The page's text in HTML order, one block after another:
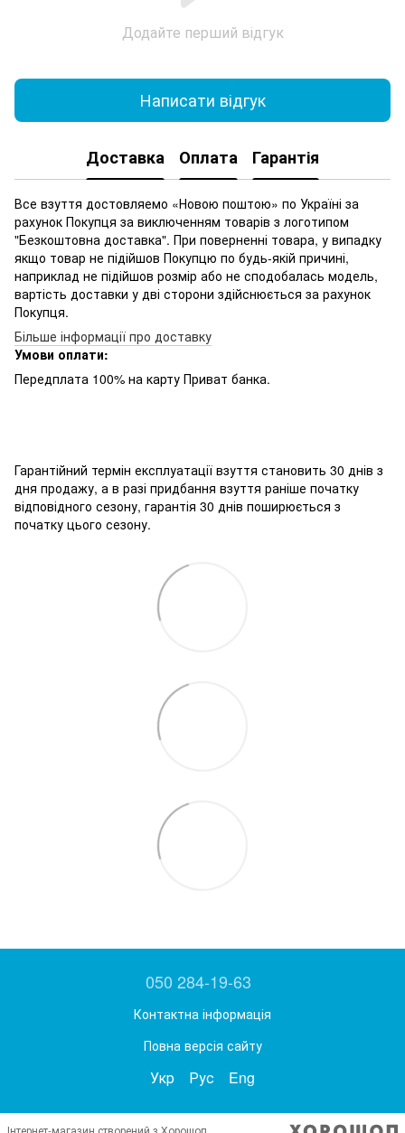
Додайте перший відгук
Написати відгук
Доставка Оплата Гарантія
Все взуття достовляемо «Новою поштою» по Україні за
рахунок Покупця за виключенням товарів з логотипом
"Безкоштовна доставка". При поверненні товара, у випадку
якщо товар не підійшов Покупцю по будь-якій причині,
наприклад не підійшов розмір або не сподобалась модель,
вартість доставки у дві сторони здійснюється за рахунок
Покупця.
Більше інформації про доставку
Умови оплати:
Передплата 100% на карту Приват банка.
Гарантійний термін експлуатації взуття становить 30 днів з
дня продажу, а в разі придбання взуття раніше початку
відповідного сезону, гарантія 30 днів поширюється з
початку цього сезону.
050 284-19-63
Контактна інформація
Повна версія сайту
Укр Рус Eng
Інтернет-магазин створений з Хорошоп